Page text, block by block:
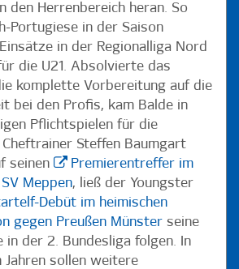
den Herrenbereich heran. So
Portugiese in der Saison
in der Regionalliga Nord
die U21. Absolvierte das
komplette Vorbereitung auf die
bei den Profis, kam Balde in
Pflichtspielen für die
Steffen Baumgart
seinen
Premierentreffer im
Meppen, ließ der Youngster
Debüt im heimischen
gegen Preußen Münster seine
in der 2. Bundesliga folgen. In
Jahren sollen weitere